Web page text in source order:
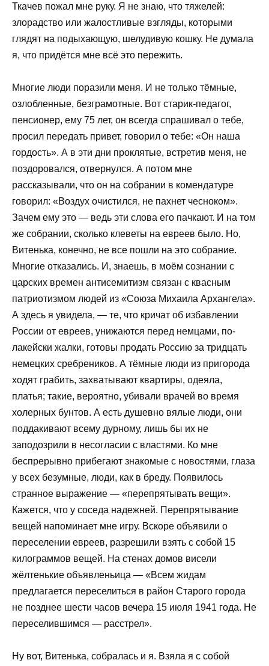
Ткачев пожал мне руку. Я не знаю, что тяжелей:
злорадство или жалостливые взгляды, которыми
глядят на подыхающую, шелудивую кошку. Не думала
я, что придётся мне всё это пережить.
Многие люди поразили меня. И не только тёмные,
озлобленные, безграмотные. Вот старик-педагог,
пенсионер, ему 75 лет, он всегда спрашивал о тебе,
просил передать привет, говорил о тебе: «Он наша
гордость». А в эти дни проклятые, встретив меня, не
поздоровался, отвернулся. А потом мне
рассказывали, что он на собрании в комендатуре
говорил: «Воздух очистился, не пахнет чесноком».
Зачем ему это — ведь эти слова его пачкают. И на том
же собрании, сколько клеветы на евреев было. Но,
Витенька, конечно, не все пошли на это собрание.
Многие отказались. И, знаешь, в моём сознании с
царских времен антисемитизм связан с квасным
патриотизмом людей из «Союза Михаила Архангела».
А здесь я увидела, — те, что кричат об избавлении
России от евреев, унижаются перед немцами, по-
лакейски жалки, готовы продать Россию за тридцать
немецких сребреников. А тёмные люди из пригорода
ходят грабить, захватывают квартиры, одеяла,
платья; такие, вероятно, убивали врачей во время
холерных бунтов. А есть душевно вялые люди, они
поддакивают всему дурному, лишь бы их не
заподозрили в несогласии с властями. Ко мне
беспрерывно прибегают знакомые с новостями, глаза
у всех безумные, люди, как в бреду. Появилось
странное выражение — «перепрятывать вещи».
Кажется, что у соседа надежней. Перепрятывание
вещей напоминает мне игру. Вскоре объявили о
переселении евреев, разрешили взять с собой 15
килограммов вещей. На стенах домов висели
жёлтенькие объявленьица — «Всем жидам
предлагается переселиться в район Старого города
не позднее шести часов вечера 15 июля 1941 года. Не
переселившимся — расстрел».
Ну вот, Витенька, собралась и я. Взяла я с собой